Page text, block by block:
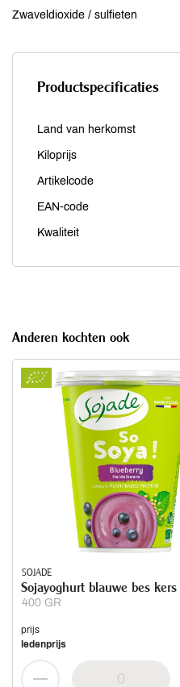
Zwaveldioxide / sulfieten
Productspecificaties
Land van herkomst
Kiloprijs
Artikelcode
EAN-code
Kwaliteit
Anderen kochten ook
SOJADE
400 GR
Sojayoghurt blauwe bes kers
prijs
ledenprijs